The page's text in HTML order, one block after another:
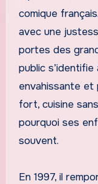
comique
avec une
portes des
public
envahissante et
fort, cuisine
pourquoi ses
souvent.
En 1997, il